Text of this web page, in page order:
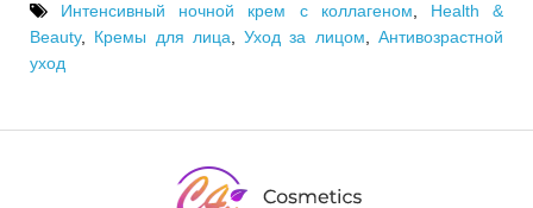
Интенсивный ночной крем с коллагеном, Health &
Beauty, Кремы для лица,Уход за лицом,Антивозрастной
уход